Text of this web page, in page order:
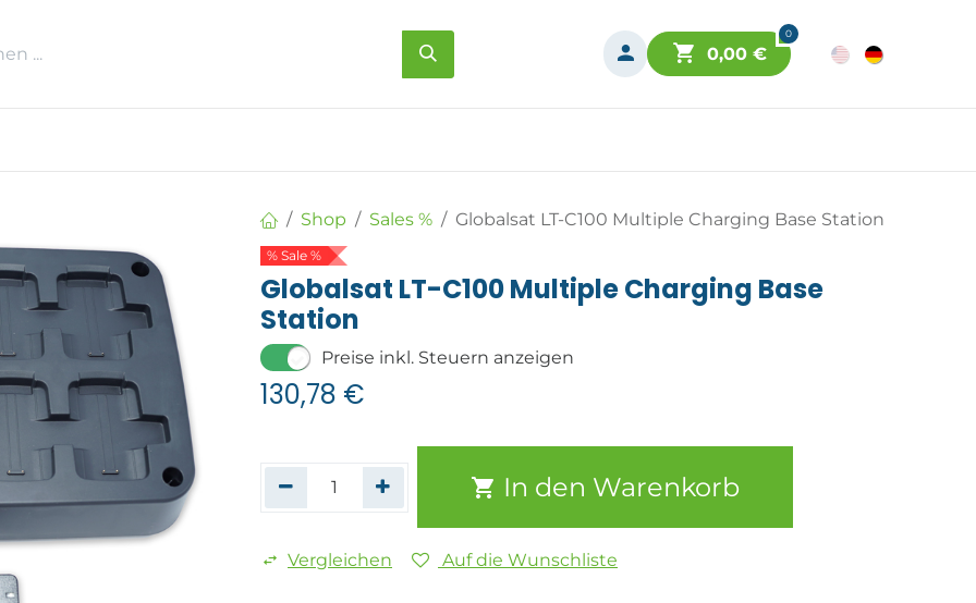
0
0,00€
Shop Sales % Globalsat LT-C100 Multiple Charging Base Station
% Sale %
Globalsat LT-C100 Multiple Charging Base
Station
Preise inkl. Steuern anzeigen
130,78 €
In den Warenkorb
Vergleichen Auf die Wunschliste